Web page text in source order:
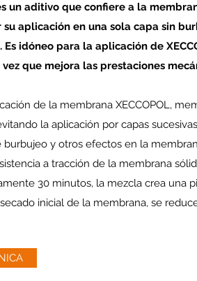
un aditivo que confiere a la
aplicación en una sola capa sin
Es idóneo para la aplicación de
vez que mejora las prestaciones
de la membrana XECCOPOL,
la aplicación por capas
burbujeo y otros efectos en la
a tracción de la membrana
30 minutos, la mezcla crea una
inicial de la membrana, se